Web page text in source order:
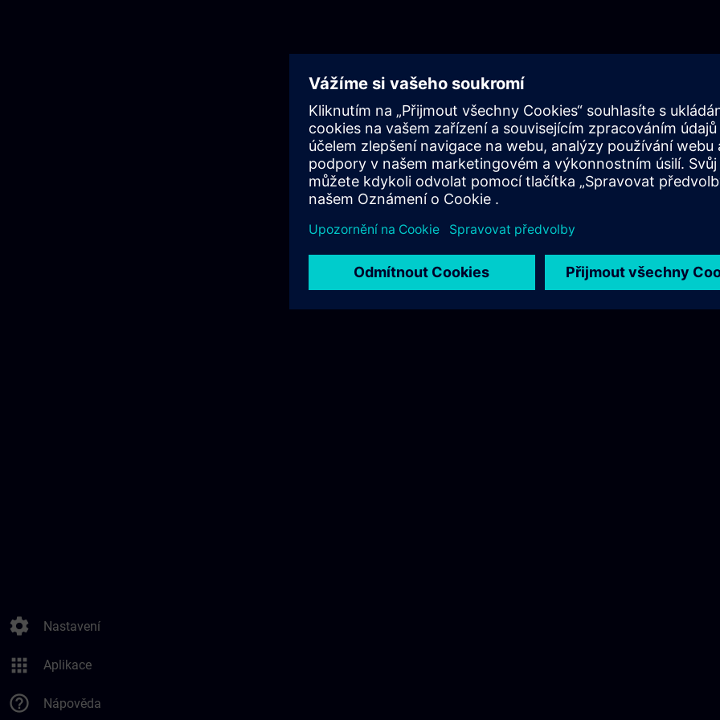
settings Nastavení
apps Aplikace
help_outline Nápověda